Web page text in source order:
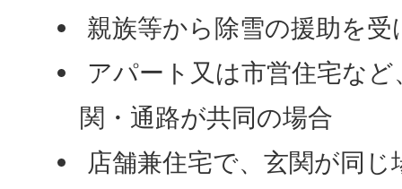
親族等から除雪の援助を
アパート又は市営住宅な
関・通路が共同の場合
店舗兼住宅で、玄関が同じ